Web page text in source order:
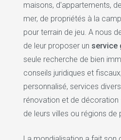
maisons, d'appartements,
mer, de propriétés à la
pour terrain de jeu. A nous
de leur proposer un service
seule recherche de bien
conseils juridiques et
personnalisé, services
rénovation et de décoration
de leurs villes ou régions de